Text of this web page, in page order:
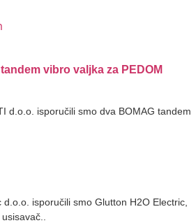
vibro valjka za PEDOM
d.o.o. isporučili smo dva BOMAG tandem
isporučili smo Glutton H2O Electric,